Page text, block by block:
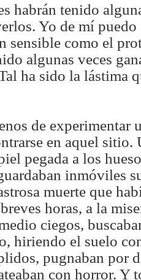
habrán tenido
Yo de mí puedo
sensible como el
algunas veces
ha sido la lástima
de experimentar
en aquel sitio.
pegada a los
inmóviles
muerte que
horas, a la
ciegos,
hiriendo el suelo
pugnaban por
con horror. Y